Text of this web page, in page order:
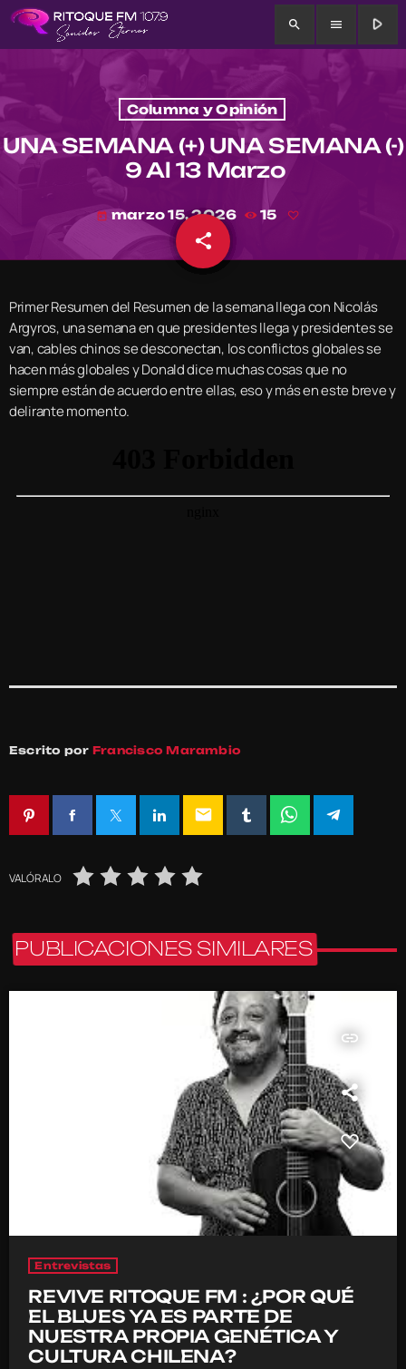
search menu play_arrow
Columna y Opinión
UNA SEMANA (+) UNA SEMANA (-)
9 Al 13 Marzo
today marzo 15, 2026 15
share
email
Primer Resumen del Resumen de la semana llega con Nicolás
Argyros, una semana en que presidentes llega y presidentes se
van, cables chinos se desconectan, los conflictos globales se
hacen más globales y Donald dice muchas cosas que no
siempre están de acuerdo entre ellas, eso y más en este breve y
delirante momento.
Escrito por Francisco Marambio
email
VALÓRALO
PUBLICACIONES SIMILARES
insert_link
Entrevistas
REVIVE RITOQUE FM : ¿POR QUÉ
EL BLUES YA ES PARTE DE
NUESTRA PROPIA GENÉTICA Y
CULTURA CHILENA?